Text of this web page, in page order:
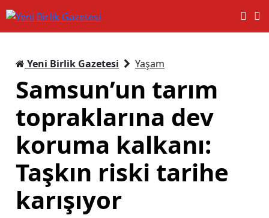
Yeni Birlik Gazetesi Yaşam
Samsun’un tarım
topraklarına dev
koruma kalkanı:
Taşkın riski tarihe
karışıyor